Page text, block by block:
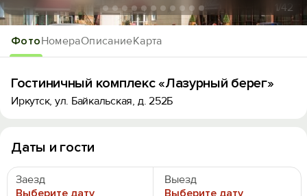
ФотоНомераОписаниеКарта
1/42
Гостиничный комплекс «Лазурный берег»
Иркутск, ул. Байкальская, д. 252Б
Даты и гости
Заезд
Выберите дату
Выезд
Выберите дату